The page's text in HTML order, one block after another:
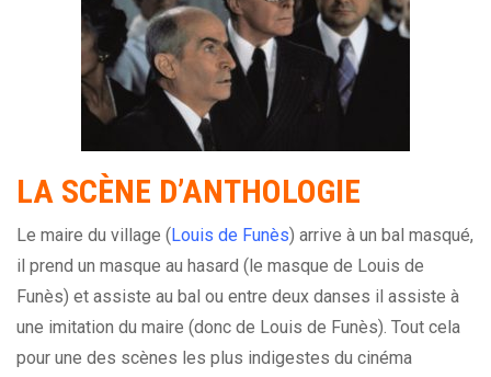
LA SCÈNE D’ANTHOLOGIE
Le maire du village ( Louis de Funès) arrive à un bal masqué,
il prend un masque au hasard (le masque de Louis de
Funès) et assiste au bal ou entre deux danses il assiste à
une imitation du maire (donc de Louis de Funès). Tout cela
pour une des scènes les plus indigestes du cinéma